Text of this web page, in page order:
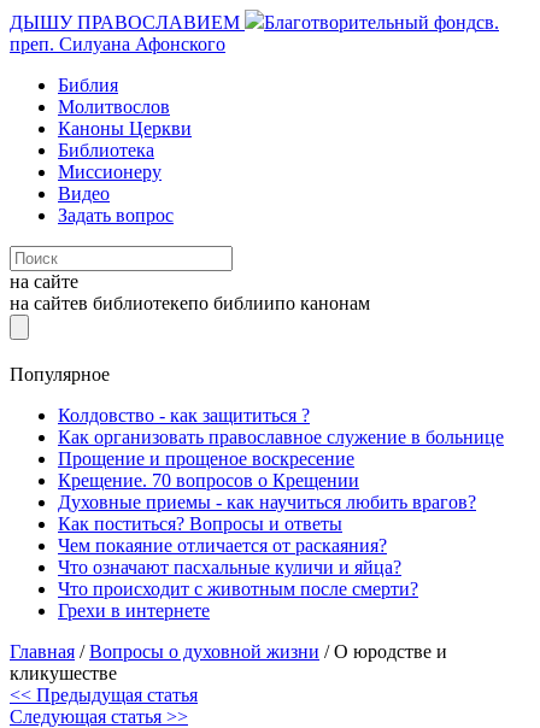
ДЫШУ ПРАВОСЛАВИЕМ Благотворительный фондсв.
преп. Силуана Афонского
Библия
Молитвослов
Каноны Церкви
Библиотека
Миссионеру
Видео
Задать вопрос
на сайте
на сайтев библиотекепо библиипо канонам
Популярное
Колдовство - как защититься ?
Как организовать православное служение в больнице
Прощение и прощеное воскресение
Крещение. 70 вопросов о Крещении
Духовные приемы - как научиться любить врагов?
Как поститься? Вопросы и ответы
Чем покаяние отличается от раскаяния?
Что означают пасхальные куличи и яйца?
Что происходит с животным после смерти?
Грехи в интернете
Главная /Вопросы о духовной жизни /О юродстве и
кликушестве
<< Предыдущая статья
Следующая статья >>